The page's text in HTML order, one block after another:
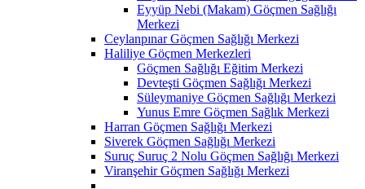
Eyyüp Nebi (Makam) Göçmen Sağlığı
Merkezi
Ceylanpınar Göçmen Sağlığı Merkezi
Haliliye Göçmen Merkezleri
Göçmen Sağlığı Eğitim Merkezi
Devteşti Göçmen Sağlığı Merkezi
Süleymaniye Göçmen Sağlığı Merkezi
Yunus Emre Göçmen Sağlık Merkezi
Harran Göçmen Sağlığı Merkezi
Siverek Göçmen Sağlığı Merkezi
Suruç Suruç 2 Nolu Göçmen Sağlığı Merkezi
Viranşehir Göçmen Sağlığı Merkezi